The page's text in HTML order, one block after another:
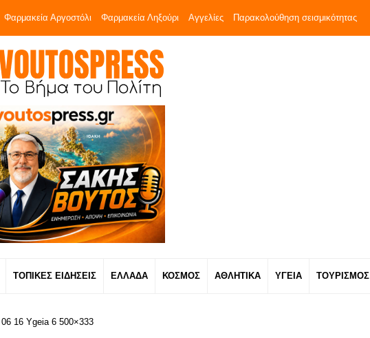
Φαρμακεία Αργοστόλι Φαρμακεία Ληξούρι Αγγελίες Παρακολούθηση σεισμικότητας
ΤΟΠΙΚΕΣ ΕΙΔΗΣΕΙΣ ΕΛΛΑΔΑ ΚΟΣΜΟΣ ΑΘΛΗΤΙΚΑ ΥΓΕΙΑ ΤΟΥΡΙΣΜΟΣ